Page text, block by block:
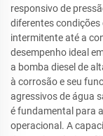
responsivo de
diferentes
intermitente até a
desempenho ideal
a bomba diesel de
à corrosão e seu
agressivos de água
é fundamental para
operacional. A